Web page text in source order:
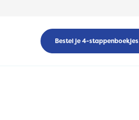
Bestel je 4-stappenboekjes